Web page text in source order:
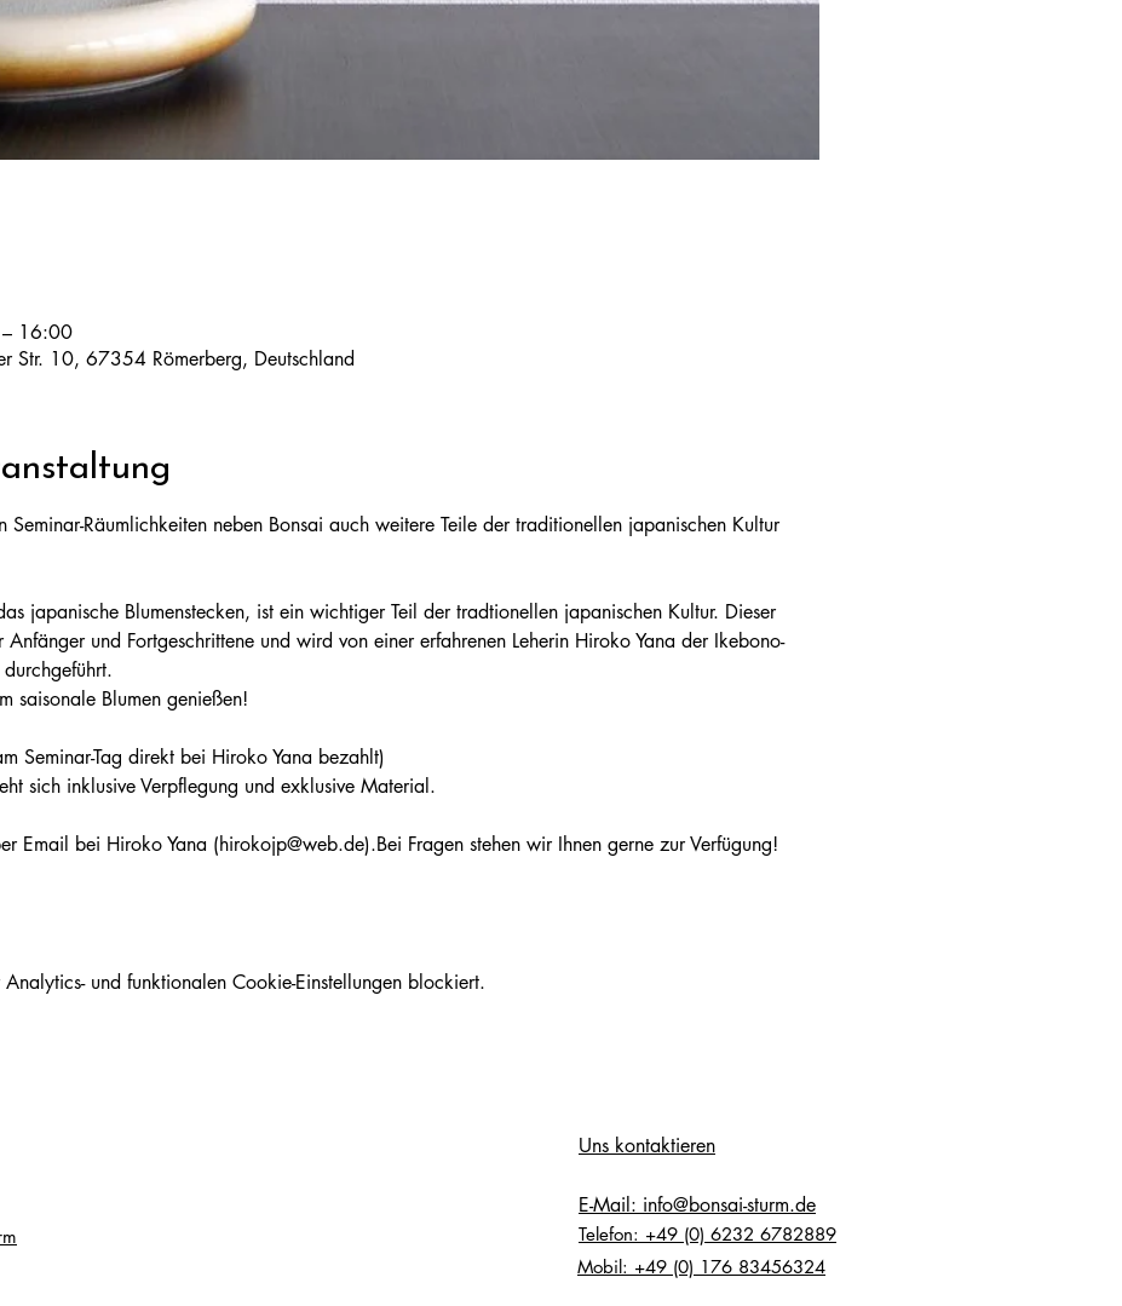
16:00
Str. 10, 67354 Römerberg, Deutschland
Seminar-Räumlichkeiten neben Bonsai auch weitere Teile der traditionellen japanischen Kultur
japanische Blumenstecken, ist ein wichtiger Teil der tradtionellen japanischen Kultur. Dieser
und Fortgeschrittene und wird von einer erfahrenen Leherin Hiroko Yana der Ikebono-
saisonale Blumen genießen!
Seminar-Tag direkt bei Hiroko Yana bezahlt)
sich inklusive Verpflegung und exklusive Material.
Email bei Hiroko Yana (hirokojp@web.de).Bei Fragen stehen wir Ihnen gerne zur Verfügung!
und funktionalen Cookie-Einstellungen blockiert.
Uns kontaktieren
E-Mail: info@bonsai-sturm.de
Telefon: +49 (0) 6232 6782889
Mobil: +49 (0) 176 83456324